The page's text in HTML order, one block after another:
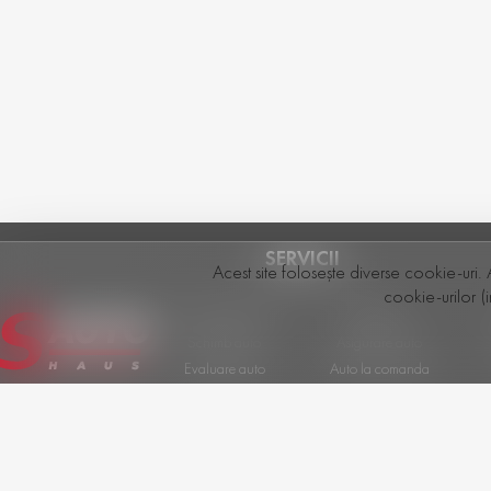
Acest site folosește diverse cookie-
cookie-urilor
SERVICII
Evaluare auto
Auto la comanda